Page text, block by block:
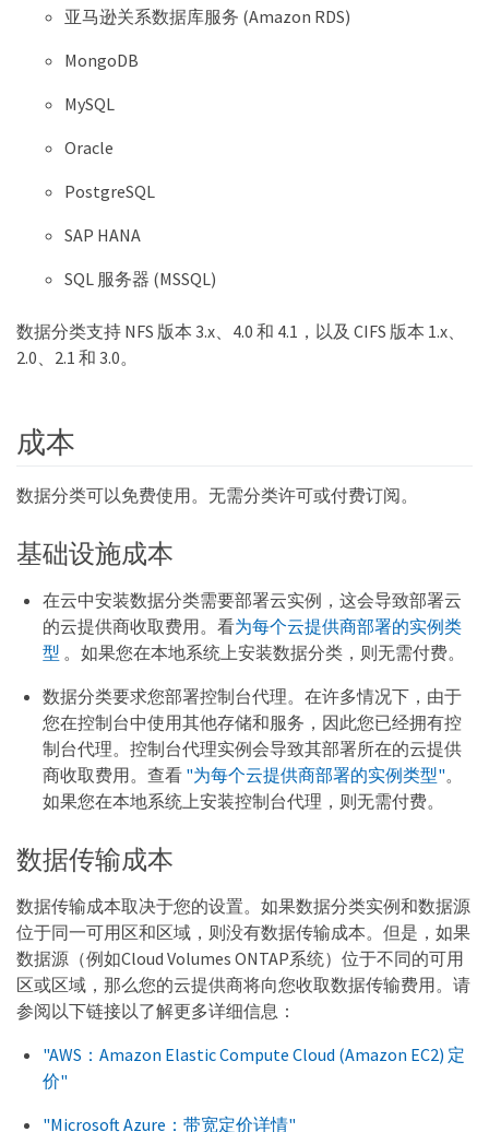
亚马逊关系数据库服务 (Amazon RDS)
MongoDB
MySQL
Oracle
PostgreSQL
SAP HANA
SQL 服务器 (MSSQL)
数据分类支持 NFS 版本 3.x、4.0 和 4.1，以及 CIFS 版本 1.x、
2.0、2.1 和 3.0。
成本
数据分类可以免费使用。无需分类许可或付费订阅。
基础设施成本
在云中安装数据分类需要部署云实例，这会导致部署云
的云提供商收取费用。看为每个云提供商部署的实例类
型 。如果您在本地系统上安装数据分类，则无需付费。
数据分类要求您部署控制台代理。在许多情况下，由于
您在控制台中使用其他存储和服务，因此您已经拥有控
制台代理。控制台代理实例会导致其部署所在的云提供
商收取费用。查看 "为每个云提供商部署的实例类型"。
如果您在本地系统上安装控制台代理，则无需付费。
数据传输成本
数据传输成本取决于您的设置。如果数据分类实例和数据源
位于同一可用区和区域，则没有数据传输成本。但是，如果
数据源（例如Cloud Volumes ONTAP系统）位于不同的可用
区或区域，那么您的云提供商将向您收取数据传输费用。请
参阅以下链接以了解更多详细信息：
"AWS：Amazon Elastic Compute Cloud (Amazon EC2) 定
价"
"Microsoft Azure：带宽定价详情"